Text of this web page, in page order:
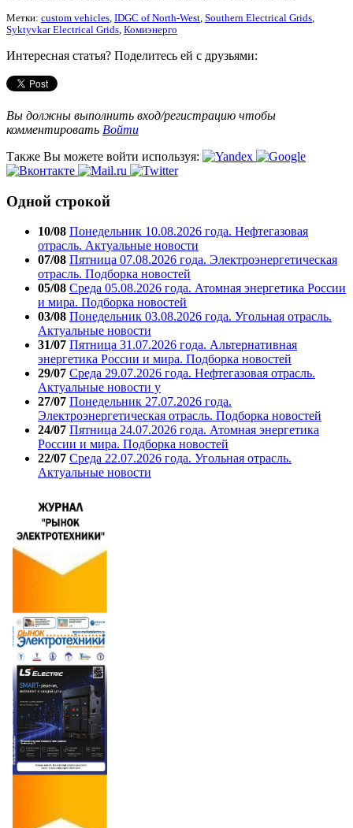
Метки: custom vehicles, IDGC of North-West, Southern Electrical Grids,
Syktyvkar Electrical Grids, Комиэнерго
Интересная статья? Поделитесь ей с друзьями:
Вы должны выполнить вход/регистрацию чтобы
комментировать Войти
Также Вы можете войти используя:
Одной строкой
10/08 Понедельник 10.08.2026 года. Нефтегазовая
отрасль. Актуальные новости
07/08 Пятница 07.08.2026 года. Электроэнергетическая
отрасль. Подборка новостей
05/08 Среда 05.08.2026 года. Атомная энергетика России
и мира. Подборка новостей
03/08 Понедельник 03.08.2026 года. Угольная отрасль.
Актуальные новости
31/07 Пятница 31.07.2026 года. Альтернативная
энергетика России и мира. Подборка новостей
29/07 Среда 29.07.2026 года. Нефтегазовая отрасль.
Актуальные новости у
27/07 Понедельник 27.07.2026 года.
Электроэнергетическая отрасль. Подборка новостей
24/07 Пятница 24.07.2026 года. Атомная энергетика
России и мира. Подборка новостей
22/07 Среда 22.07.2026 года. Угольная отрасль.
Актуальные новости